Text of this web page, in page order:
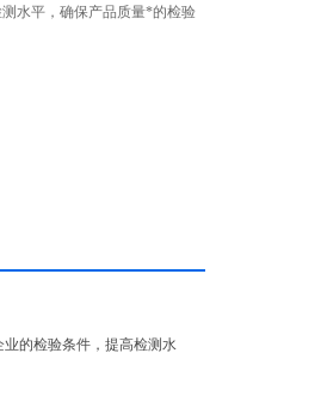
水平，确保产品质量*的检验
的检验条件，提高检测水